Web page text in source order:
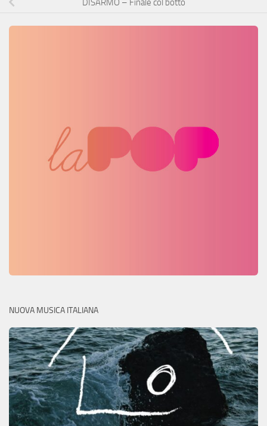
DISARMO – Finale col botto
NUOVA MUSICA ITALIANA